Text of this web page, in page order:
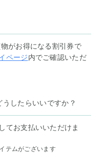
がお得になる割引券で
ページ内でご確認いただ
したらいいですか？
てお支払いいただけま
テムがございます